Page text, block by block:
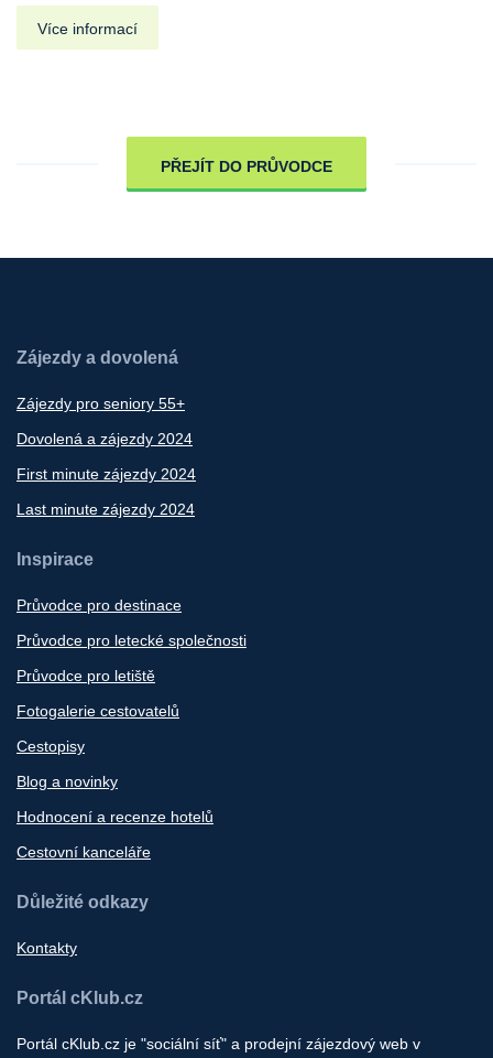
Více informací
PŘEJÍT DO PRŮVODCE
Zájezdy a dovolená
Zájezdy pro seniory 55+
Dovolená a zájezdy 2024
First minute zájezdy 2024
Last minute zájezdy 2024
Inspirace
Průvodce pro destinace
Průvodce pro letecké společnosti
Průvodce pro letiště
Fotogalerie cestovatelů
Cestopisy
Blog a novinky
Hodnocení a recenze hotelů
Cestovní kanceláře
Důležité odkazy
Kontakty
Portál cKlub.cz
Portál cKlub.cz je "sociální síť" a prodejní zájezdový web v